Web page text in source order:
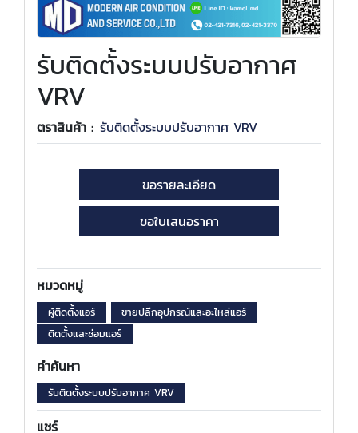
รับติดตั้งระบบปรับอากาศ
VRV
ตราสินค้า : รับติดตั้งระบบปรับอากาศ VRV
ขอรายละเอียด
ขอใบเสนอราคา
หมวดหมู่
ผู้ติดตั้งแอร์
ขายปลีกอุปกรณ์และอะไหล่แอร์
ติดตั้งและซ่อมแอร์
คำค้นหา
รับติดตั้งระบบปรับอากาศ VRV
แชร์